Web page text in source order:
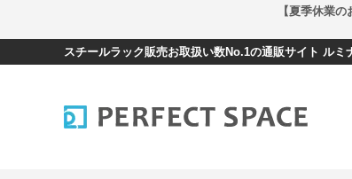
【夏季休業
スチールラック販売お取扱い数No.1の通販サイト ル